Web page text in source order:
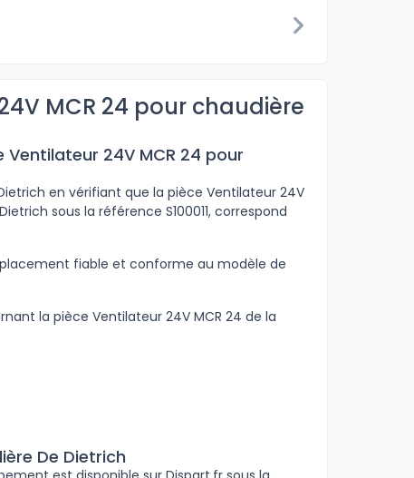
MCR 24 pour chaudière
24V MCR 24 pour
en vérifiant que la pièce Ventilateur 24V
sous la référence S100011, correspond
fiable et conforme au modèle de
la pièce Ventilateur 24V MCR 24 de la
De Dietrich